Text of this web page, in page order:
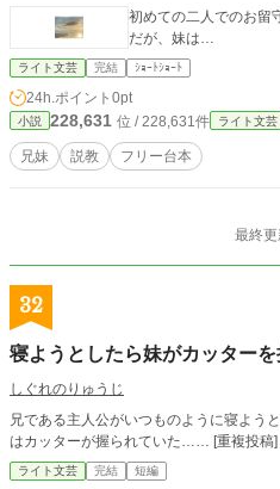
初めての二人でのお留
だが、妹は…
ライト文芸 完結 ｼｮｰﾄｼｮｰﾄ
24h.ポイント 0pt
小説 228,631 位 / 228,631件 ライト文芸
兄妹 説教 フリー台本
最終
32
寝ようとしたら妹がカッター
しぐれのりゅうじ
兄である主人公がいつものように寝よう
はカッターが握
ライト文芸 完結 短編